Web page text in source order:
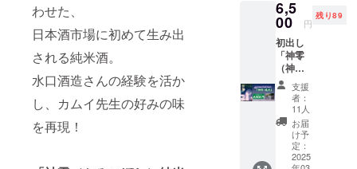
わせた、
日本酒市場に初めて生み出
される純米酒。
水口酒造さんの経験を活か
し、カムイ先生の好みの味
を再現！
たお品
になり
料と消
費税が
含まれ
ており
ます カ
ムイ
バース
に登場
するお
酒「神
零（神
こぼ
し）」
6,5
00 円
残り89
初出し
「神零
（神こ
ぼし）
純米 」
カムイ
バース
バー
ジョン
ラベル
支援
者：
11人
お届
け予
定：
2025